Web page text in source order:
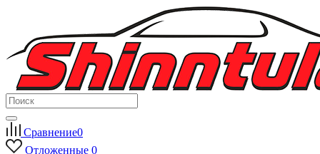
Сравнение0
Отложенные 0